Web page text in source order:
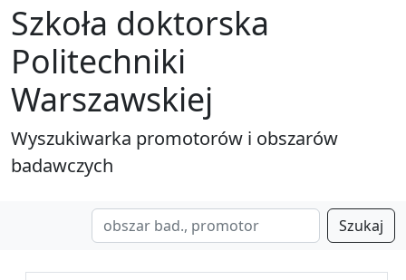
Szkoła doktorska
Politechniki
Warszawskiej
Wyszukiwarka promotorów i obszarów
badawczych
Szukaj